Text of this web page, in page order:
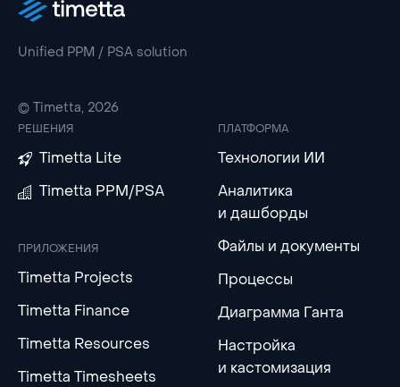
Unified PPM / PSA solution
© Timetta, 2026
РЕШЕНИЯ
Timetta Lite
Timetta PPM/PSA
ПРИЛОЖЕНИЯ
Timetta Projects
Timetta Finance
Timetta Resources
Timetta Timesheets
ПЛАТФОРМА
Технологии ИИ
Аналитика
и дашборды
Файлы и документы
Процессы
Диаграмма Ганта
Настройка
и кастомизация